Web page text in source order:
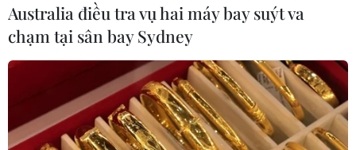
Australia điều tra vụ hai máy bay suýt va
chạm tại sân bay Sydney